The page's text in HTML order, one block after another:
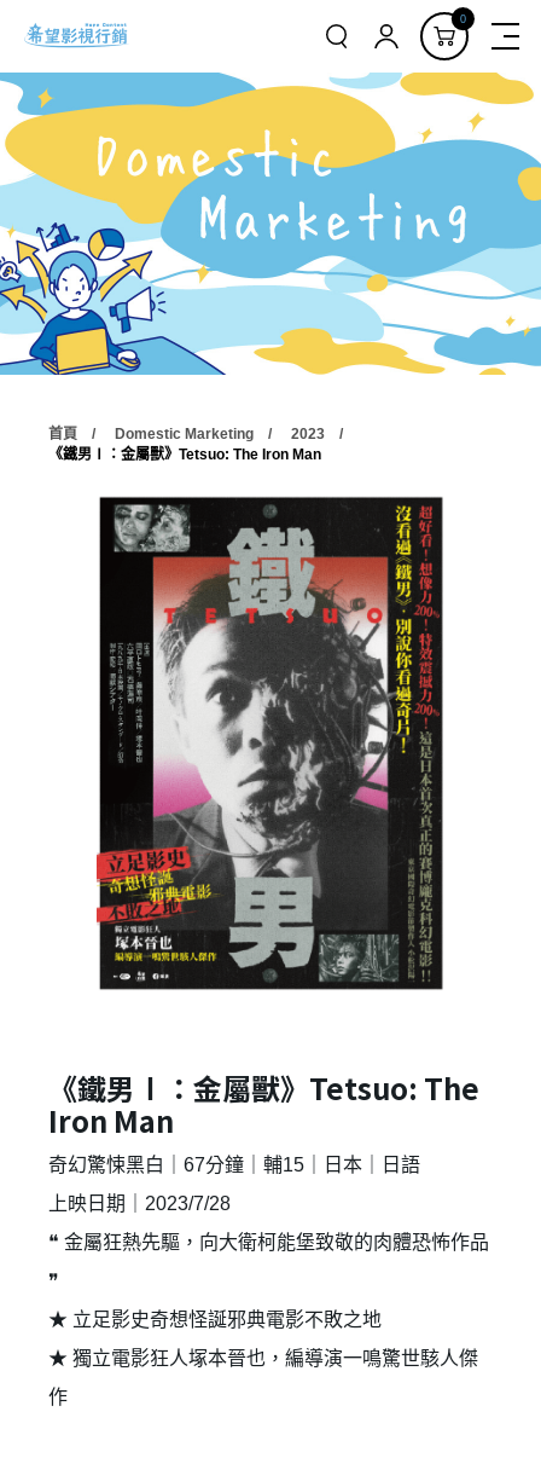
0
首頁 Domestic Marketing
2023
《鐵男Ⅰ：金屬獸》Tetsuo: The Iron Man
《鐵男Ⅰ：金屬獸》Tetsuo: The
Iron Man
奇幻驚悚黑白｜67分鐘｜輔15｜日本｜日語
上映日期｜2023/7/28
❝ 金屬狂熱先驅，向大衛柯能堡致敬的肉體恐怖作品
❞
★ 立足影史奇想怪誕邪典電影不敗之地
★ 獨立電影狂人塚本晉也，編導演一鳴驚世駭人傑
作